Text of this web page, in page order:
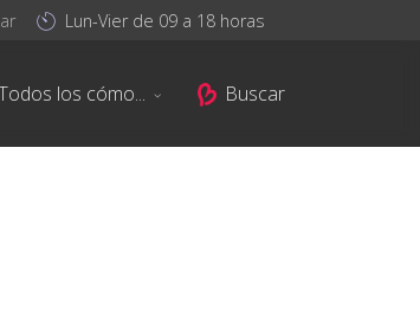
Lun-Vier de 09 a 18 horas
los cómo... Buscar